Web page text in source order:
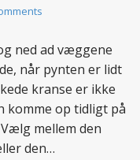
ned ad væggene
når pynten er lidt
kranse er ikke
komme op tidligt på
mellem den
den…